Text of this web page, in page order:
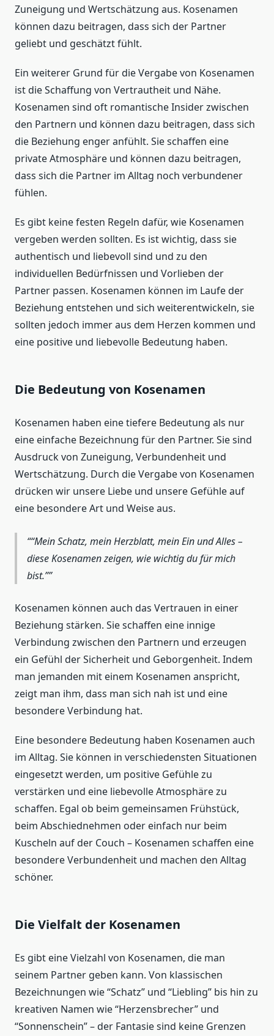
Zuneigung und Wertschätzung aus. Kosenamen
können dazu beitragen, dass sich der Partner
geliebt und geschätzt fühlt.
Ein weiterer Grund für die Vergabe von Kosenamen
ist die Schaffung von Vertrautheit und Nähe.
Kosenamen sind oft romantische Insider zwischen
den Partnern und können dazu beitragen, dass sich
die Beziehung enger anfühlt. Sie schaffen eine
private Atmosphäre und können dazu beitragen,
dass sich die Partner im Alltag noch verbundener
fühlen.
Es gibt keine festen Regeln dafür, wie Kosenamen
vergeben werden sollten. Es ist wichtig, dass sie
authentisch und liebevoll sind und zu den
individuellen Bedürfnissen und Vorlieben der
Partner passen. Kosenamen können im Laufe der
Beziehung entstehen und sich weiterentwickeln, sie
sollten jedoch immer aus dem Herzen kommen und
eine positive und liebevolle Bedeutung haben.
Die Bedeutung von Kosenamen
Kosenamen haben eine tiefere Bedeutung als nur
eine einfache Bezeichnung für den Partner. Sie sind
Ausdruck von Zuneigung, Verbundenheit und
Wertschätzung. Durch die Vergabe von Kosenamen
drücken wir unsere Liebe und unsere Gefühle auf
eine besondere Art und Weise aus.
“Mein Schatz, mein Herzblatt, mein Ein und Alles –
diese Kosenamen zeigen, wie wichtig du für mich
bist.”
Kosenamen können auch das Vertrauen in einer
Beziehung stärken. Sie schaffen eine innige
Verbindung zwischen den Partnern und erzeugen
ein Gefühl der Sicherheit und Geborgenheit. Indem
man jemanden mit einem Kosenamen anspricht,
zeigt man ihm, dass man sich nah ist und eine
besondere Verbindung hat.
Eine besondere Bedeutung haben Kosenamen auch
im Alltag. Sie können in verschiedensten Situationen
eingesetzt werden, um positive Gefühle zu
verstärken und eine liebevolle Atmosphäre zu
schaffen. Egal ob beim gemeinsamen Frühstück,
beim Abschiednehmen oder einfach nur beim
Kuscheln auf der Couch – Kosenamen schaffen eine
besondere Verbundenheit und machen den Alltag
schöner.
Die Vielfalt der Kosenamen
Es gibt eine Vielzahl von Kosenamen, die man
seinem Partner geben kann. Von klassischen
Bezeichnungen wie “Schatz” und “Liebling” bis hin zu
kreativen Namen wie “Herzensbrecher” und
“Sonnenschein” – der Fantasie sind keine Grenzen